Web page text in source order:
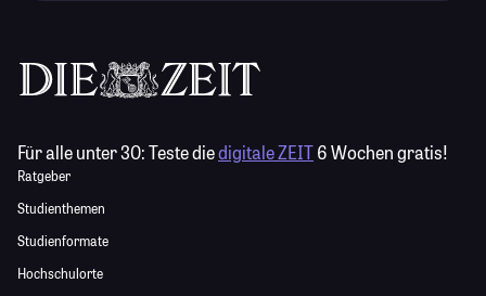
Für alle unter 30:Teste diedigitale ZEIT6 Wochen gratis!
Ratgeber
Studienthemen
Studienformate
Hochschulorte